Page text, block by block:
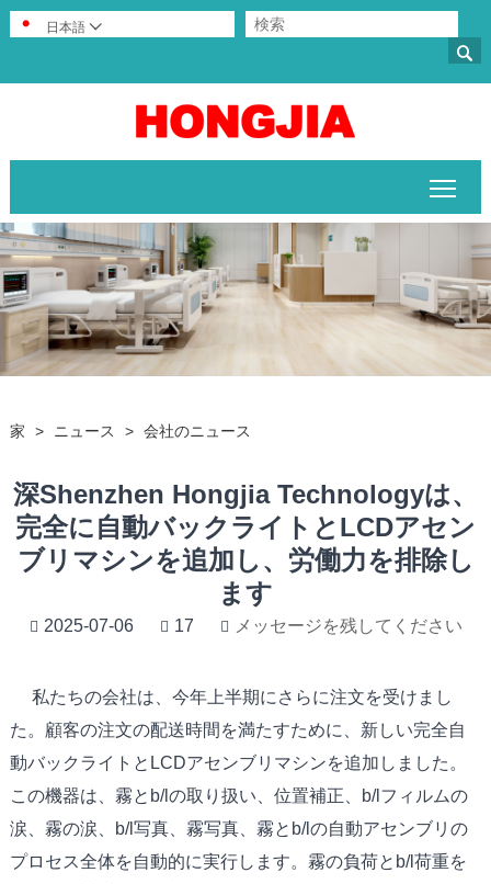

日本語 
家 > ニュース > 会社のニュース
深Shenzhen Hongjia Technologyは、
完全に自動バックライトとLCDアセン
ブリマシンを追加し、労働力を排除し
ます
2025-07-06 17 メッセージを残してください
私たちの会社は、今年上半期にさらに注文を受けまし
た。顧客の注文の配送時間を満たすために、新しい完全自
動バックライトとLCDアセンブリマシンを追加しました。
この機器は、霧とb/lの取り扱い、位置補正、b/lフィルムの
涙、霧の涙、b/l写真、霧写真、霧とb/lの自動アセンブリの
プロセス全体を自動的に実行します。霧の負荷とb/l荷重を